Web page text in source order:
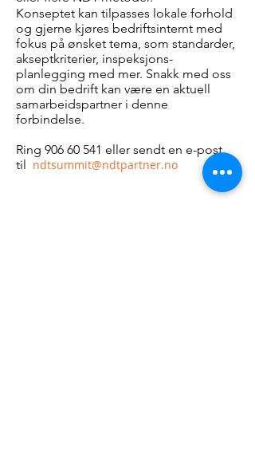
Konseptet kan tilpasses lokale forhold
og gjerne kjøres bedriftsinternt med
fokus på ønsket tema, som standarder,
akseptkriterier, inspeksjons-
planlegging med mer. Snakk med oss
om din bedrift kan være en aktuell
samarbeidspartner i denne
forbindelse.
Ring 906 60 541 eller sendt en e-post
til ndtsummit@ndtpartner.no